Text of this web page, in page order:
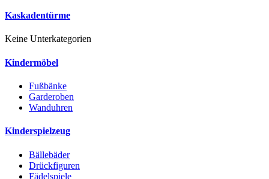
Kaskadentürme
Keine Unterkategorien
Kindermöbel
Fußbänke
Garderoben
Wanduhren
Kinderspielzeug
Bällebäder
Drückfiguren
Fädelspiele